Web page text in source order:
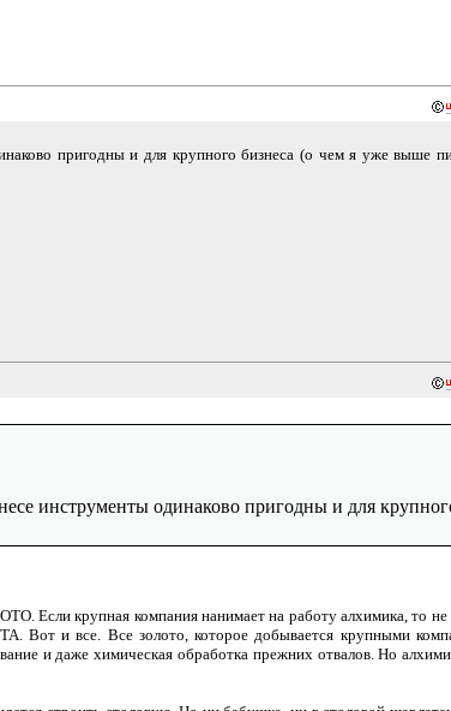
пригодны и для крупного бизнеса (о чем я уже выше
инструменты одинаково пригодны и для
крупная компания нанимает на работу алхимика, то не
и все. Все золото, которое добывается крупными
и даже химическая обработка прежних отвалов. Но